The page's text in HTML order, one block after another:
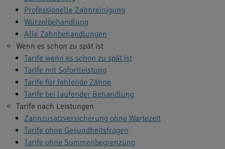
Professionelle Zahnreinigung
Wurzelbehandlung
Alle Zahnbehandlungen
Wenn es schon zu spät ist
Tarife wenn es schon zu spät ist
Tarife mit Sofortleistung
Tarife für fehlende Zähne
Tarife bei laufender Behandlung
Tarife nach Leistungen
Zahnzusatzversicherung ohne Wartezeit
Tarife ohne Gesundheitsfragen
Tarife ohne Summenbegrenzung